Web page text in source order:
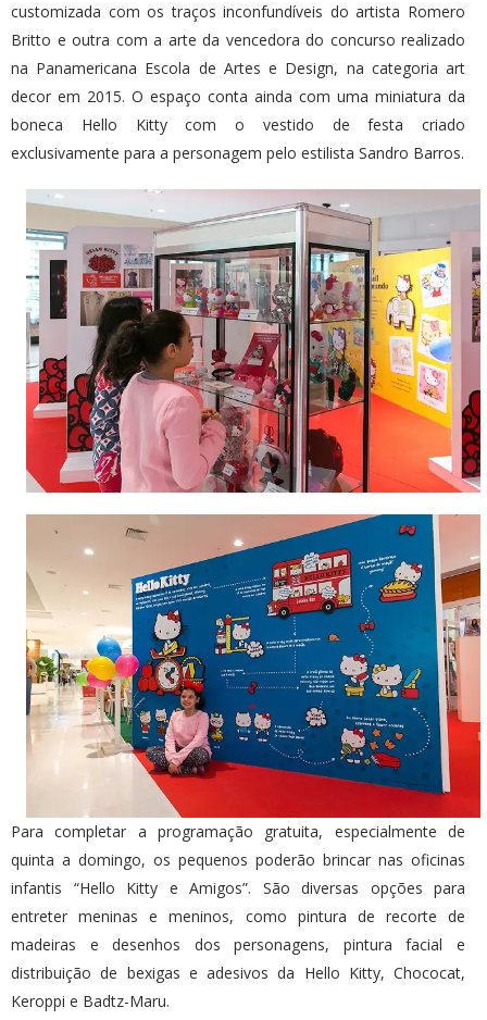
customizada com os traços inconfundíveis do artista Romero
Britto e outra com a arte da vencedora do concurso realizado
na Panamericana Escola de Artes e Design, na categoria art
decor em 2015. O espaço conta ainda com uma miniatura da
boneca Hello Kitty com o vestido de festa criado
exclusivamente para a personagem pelo estilista Sandro Barros.
Para completar a programação gratuita, especialmente de
quinta a domingo, os pequenos poderão brincar nas oficinas
infantis “Hello Kitty e Amigos”. São diversas opções para
entreter meninas e meninos, como pintura de recorte de
madeiras e desenhos dos personagens, pintura facial e
distribuição de bexigas e adesivos da Hello Kitty, Chococat,
Keroppi e Badtz-Maru.